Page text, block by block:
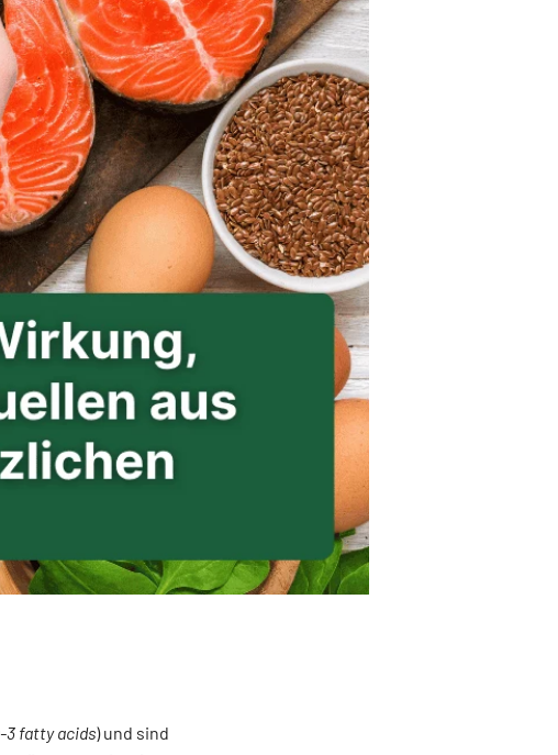
Naturseifen
Schlaf-Set
Fußpflege
3 fatty acids) und sind